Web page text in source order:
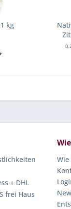
kg
+ DHL
frei Haus
Wie